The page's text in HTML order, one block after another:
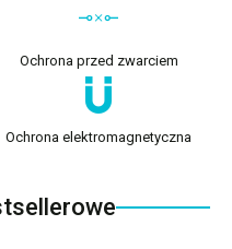
Ochrona przed zwarciem
Ochrona elektromagnetyczna